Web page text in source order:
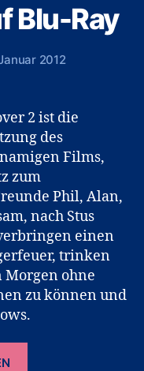
Blu-Ray
2012
2 ist die
des
Films,
zum
Phil, Alan,
nach Stus
einen
trinken
Morgen ohne
zu können und